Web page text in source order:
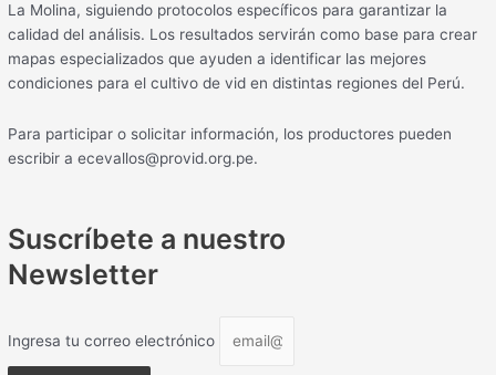
La Molina, siguiendo protocolos específicos para garantizar la
calidad del análisis. Los resultados servirán como base para crear
mapas especializados que ayuden a identificar las mejores
condiciones para el cultivo de vid en distintas regiones del Perú.
Para participar o solicitar información, los productores pueden
escribir a ecevallos@provid.org.pe.
Suscríbete a nuestro
Newsletter
Ingresa tu correo electrónico